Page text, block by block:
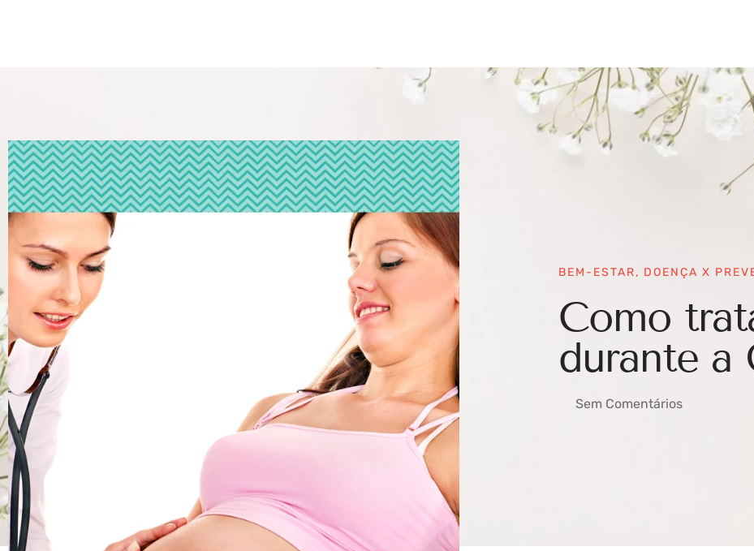
BEM-ESTAR, DOENÇA X
Como
durante a
Sem Comentários